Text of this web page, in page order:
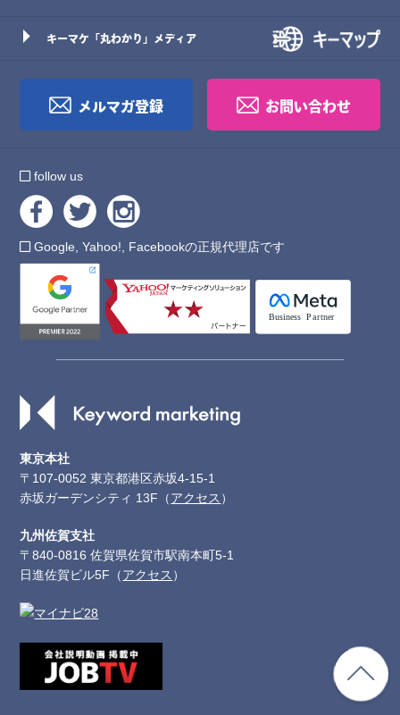
東京本社
〒107-0052 東京都港区赤坂4-15-1
赤坂ガーデンシティ 13F（アクセス ）
九州佐賀支社
〒840-0816 佐賀県佐賀市駅南本町5-1
日進佐賀ビル5F（アクセス ）
キーマケ「丸わかり」メディア
メルマガ登録 お問い合わせ
follow us
Google, Yahoo!, Facebookの正規代理店です